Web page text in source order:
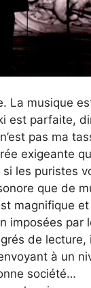
La musique
est parfaite,
pas ma
exigeante
les puristes
que de
magnifique
imposées par
de
à un
société…